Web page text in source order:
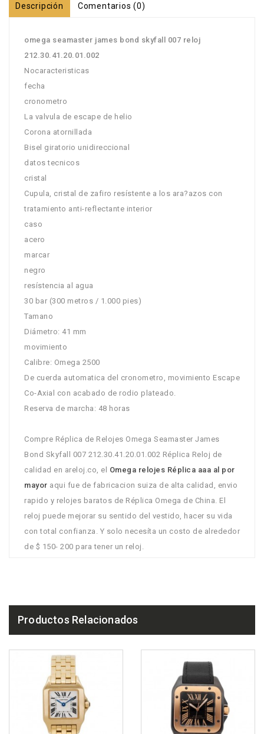
Descripción Comentarios (0)
omega seamaster james bond skyfall 007 reloj
212.30.41.20.01.002
Nocaracteristicas
fecha
cronometro
La valvula de escape de helio
Corona atornillada
Bisel giratorio unidireccional
datos tecnicos
cristal
Cupula, cristal de zafiro resístente a los ara?azos con
tratamiento anti-reflectante interior
caso
acero
marcar
negro
resístencia al agua
30 bar (300 metros / 1.000 pies)
Tamano
Diámetro: 41 mm
movimiento
Calibre: Omega 2500
De cuerda automatica del cronometro, movimiento Escape
Co-Axial con acabado de rodio plateado.
Reserva de marcha: 48 horas
Compre Réplica de Relojes Omega Seamaster James
Bond Skyfall 007 212.30.41.20.01.002 Réplica Reloj de
calidad en areloj.co, el Omega relojes Réplica aaa al por
mayor aqui fue de fabricacion suiza de alta calidad, envio
rapido y relojes baratos de Réplica Omega de China. El
reloj puede mejorar su sentido del vestido, hacer su vida
con total confianza. Y solo necesíta un costo de alrededor
de $ 150- 200 para tener un reloj.
Productos Relacionados